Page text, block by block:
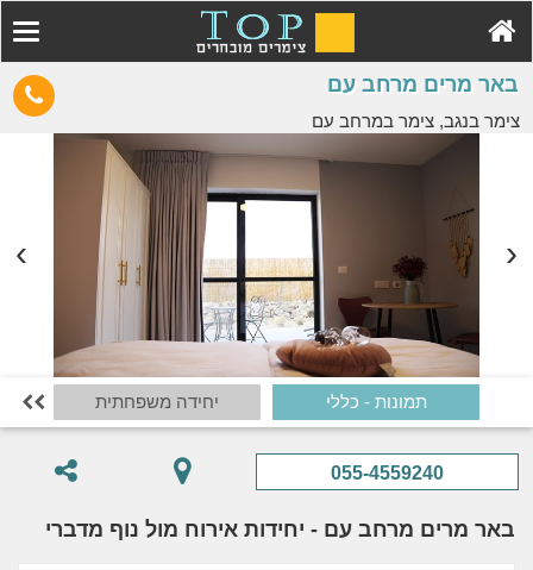
באר מרים מרחב עם
צימר בנגב, צימר במרחב עם
תמונות - כללי יחידה משפחתית 
055-4559240
באר מרים מרחב עם - יחידות אירוח מול נוף מדברי